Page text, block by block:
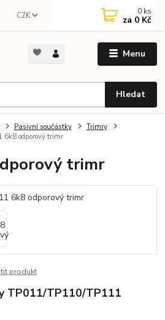
Menu
CZK
Hledat
0 ks
za 0 Kč
Pasivní součástky
Trimry
6k8 odporový trimr
trimr
produkt
TP011/TP110/TP111